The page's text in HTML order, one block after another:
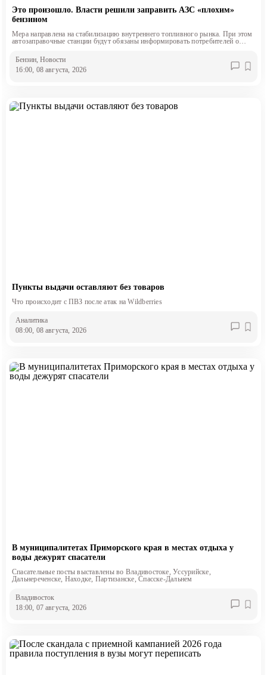
Это произошло. Власти решили заправить АЗС «плохим»
бензином
Мера направлена на стабилизацию внутреннего топливного рынка. При этом
автозаправочные станции будут обязаны информировать потребителей о
Бензин, Новости
16:00, 08 августа, 2026
Пункты выдачи оставляют без товаров
Что происходит с ПВЗ после атак на Wildberries
Аналитика
08:00, 08 августа, 2026
В муниципалитетах Приморского края в местах отдыха у
воды дежурят спасатели
Спасательные посты выставлены во Владивостоке, Уссурийске,
Дальнереченске, Находке, Партизанске, Спасске-Дальнем
Владивосток
18:00, 07 августа, 2026